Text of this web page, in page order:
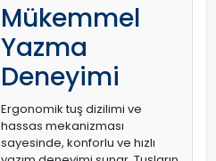
Mükemmel
Yazma
Deneyimi
Ergonomik tuş dizilimi ve
hassas mekanizması
sayesinde, konforlu ve hızlı